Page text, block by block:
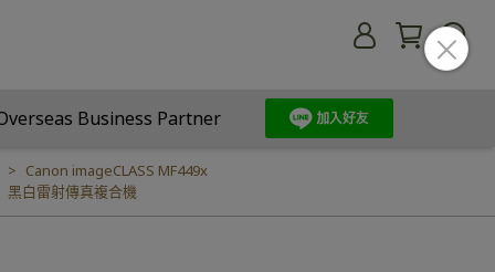
Business Partner
Canon imageCLASS MF449x
黑白雷射傳真複合機